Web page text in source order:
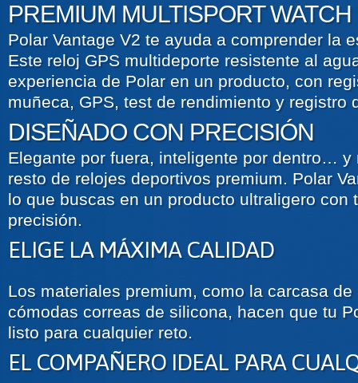
PREMIUM MULTISPORT
Polar Vantage V2 te ayuda a comprender la
Este reloj GPS multideporte resistente al
experiencia de Polar en un producto, con
muñeca, GPS, test de rendimiento y registro
DISEÑADO CON PRECISIÓN
Elegante por fuera, inteligente por dentro… y
resto de relojes deportivos premium. Polar
lo que buscas en un producto ultraligero con
precisión.
ELIGE LA MÁXIMA CALIDAD
Los materiales premium, como la carcasa
cómodas correas de silicona, hacen que tu
listo para cualquier reto.
EL COMPAÑERO IDEAL PARA